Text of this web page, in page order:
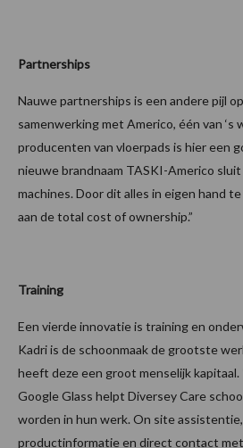
Partnerships
Nauwe partnerships is een andere pijl
samenwerking met Americo, één van
producenten van vloerpads is hier een
nieuwe brandnaam TASKI-Americo
machines. Door dit alles in eigen hand
aan de total cost of ownership.”
Training
Een vierde innovatie is training en
Kadri is de schoonmaak de grootste
heeft deze een groot menselijk
Google Glass helpt Diversey Care
worden in hun werk. On site
productinformatie en direct contact